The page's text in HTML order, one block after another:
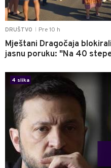
DRUŠTVO Pre 10 h
Mještani Dragočaja
jasnu poruku: "Na 40
4 slika